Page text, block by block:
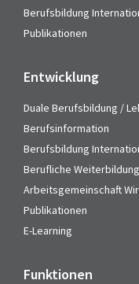
Berufsbildung
Publikationen
Entwicklung
Duale Berufsbildung /
Berufsinformation
Berufsbildung
Berufliche Weiterbildung
Arbeitsgemeinschaft
Publikationen
E-Learning
Funktionen